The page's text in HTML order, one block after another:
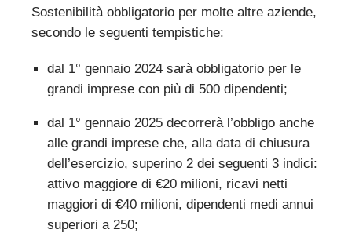
Sostenibilità obbligatorio per molte altre aziende,
secondo le seguenti tempistiche:
dal 1° gennaio 2024 sarà obbligatorio per le
grandi imprese con più di 500 dipendenti;
dal 1° gennaio 2025 decorrerà l’obbligo anche
alle grandi imprese che, alla data di chiusura
dell’esercizio, superino 2 dei seguenti 3 indici:
attivo maggiore di €20 milioni, ricavi netti
maggiori di €40 milioni, dipendenti medi annui
superiori a 250;